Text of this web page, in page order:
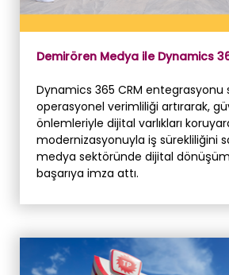
Demirören Medya ile Dynamics
Dynamics 365 CRM entegrasyonu
operasyonel verimliliği artırarak,
önlemleriyle dijital varlıkları
modernizasyonuyla iş sürekliliğini
medya sektöründe dijital
başarıya imza attı.